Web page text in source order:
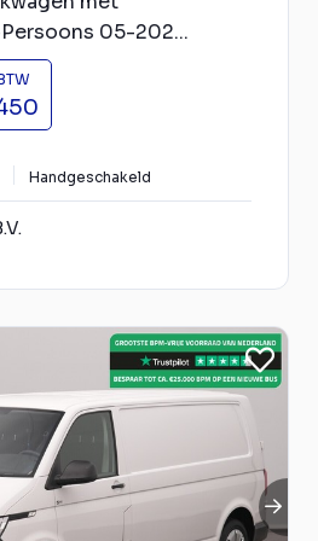
05-202...
Handgeschakeld